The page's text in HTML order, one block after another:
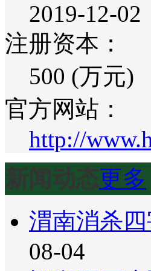
2019-12-02
注册资本：
500 (万元)
官方网站：
http://
新闻动态更多
渭南消杀
08-04